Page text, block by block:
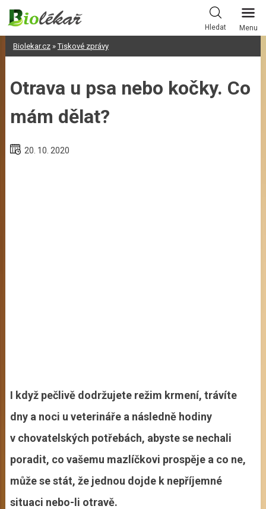
Skip
content
Hledat Menu
Biolekar.cz»Tiskové zprávy
Otrava u psa nebo kočky. Co
mám dělat?
20. 10. 2020
I když pečlivě dodržujete režim krmení, trávíte
dny a noci u veterináře a následně hodiny
v chovatelských potřebách, abyste se nechali
poradit, co vašemu mazlíčkovi prospěje a co ne,
může se stát, že jednou dojde k nepříjemné
situaci nebo-li otravě.